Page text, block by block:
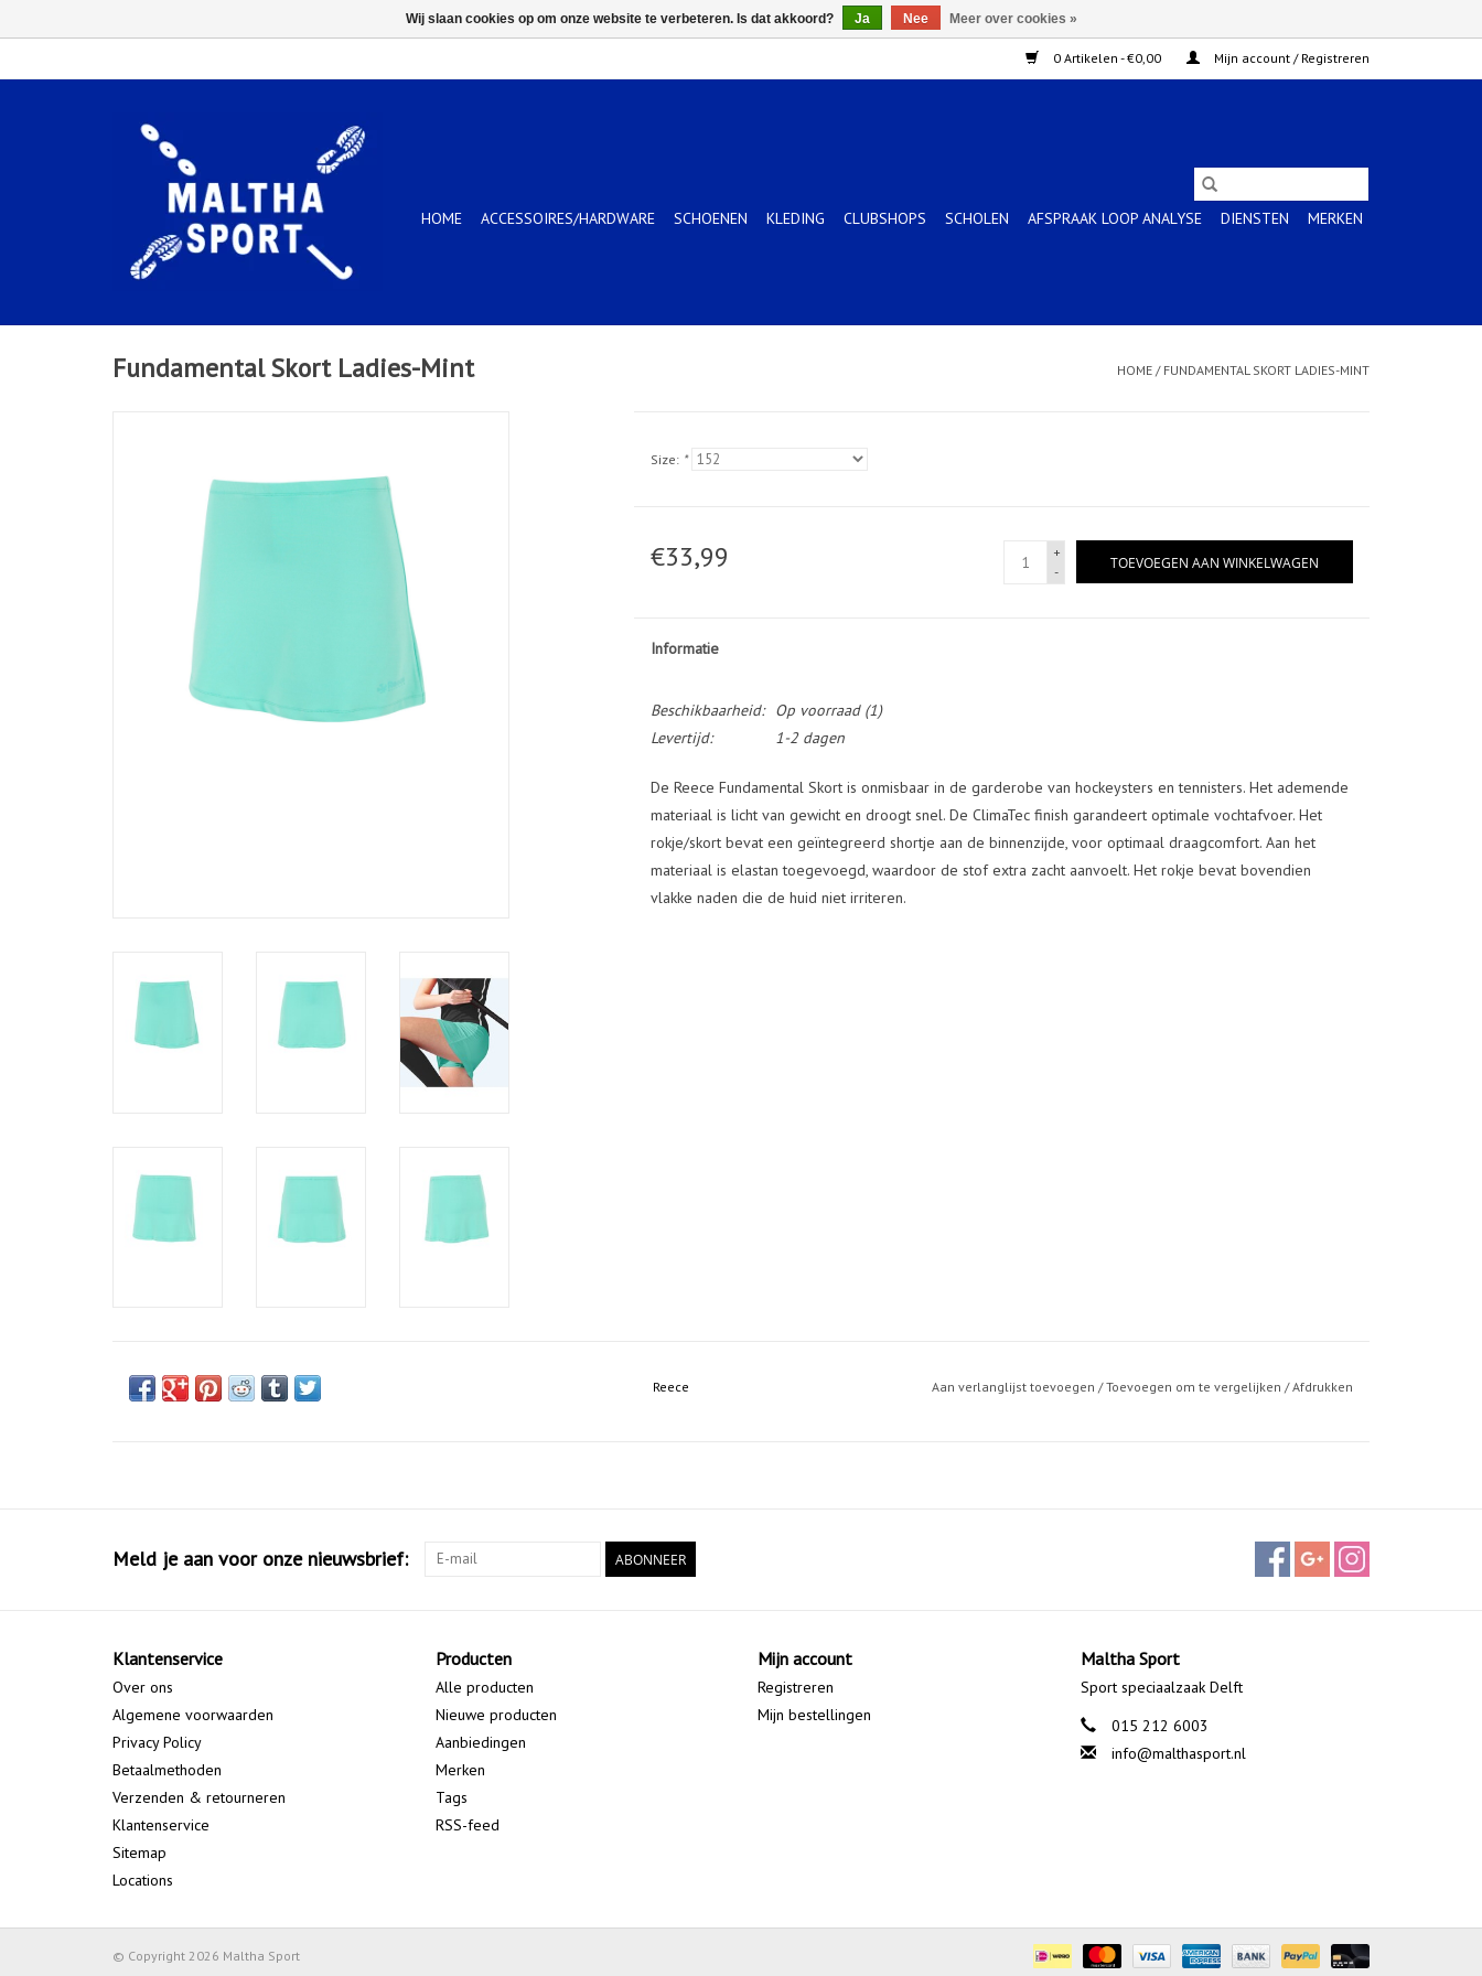
0 Artikelen - €0,00 Mijn account / Registreren
HOME ACCESSOIRES/HARDWARE SCHOENEN KLEDING CLUBSHOPS SCHOLEN AFSPRAAK LOOP ANALYSE DIENSTEN MERKEN
Fundamental Skort Ladies-Mint HOME / FUNDAMENTAL SKORT LADIES-MINT
Size: *
€33,99
+
-
TOEVOEGEN AAN WINKELWAGEN
Informatie
Beschikbaarheid: Op voorraad(1)
Levertijd:
1-2 dagen
De Reece Fundamental Skort is onmisbaar in de garderobe van hockeysters en tennisters. Het ademende
materiaal is licht van gewicht en droogt snel. De ClimaTec finish garandeert optimale vochtafvoer. Het
rokje/skort bevat een geïntegreerd shortje aan de binnenzijde, voor optimaal draagcomfort. Aan het
materiaal is elastan toegevoegd, waardoor de stof extra zacht aanvoelt. Het rokje bevat bovendien
vlakke naden die de huid niet irriteren.
Reece Aan verlanglijst toevoegen /Toevoegen om te vergelijken /Afdrukken
Meld je aan voor onze nieuwsbrief: ABONNEER
Klantenservice
Over ons
Algemene voorwaarden
Privacy Policy
Betaalmethoden
Verzenden & retourneren
Klantenservice
Sitemap
Locations
Producten
Alle producten
Nieuwe producten
Aanbiedingen
Merken
Tags
RSS-feed
Mijn account
Registreren
Mijn bestellingen
Maltha Sport
Sport speciaalzaak Delft
015 212 6003
info@malthasport.nl
© Copyright 2026 Maltha Sport
Wij slaan cookies op om onze website te verbeteren. Is dat akkoord? Ja Nee Meer over cookies »